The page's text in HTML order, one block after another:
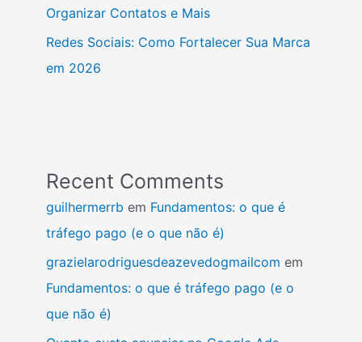
Organizar Contatos e Mais
Redes Sociais: Como Fortalecer Sua Marca
em 2026
Recent Comments
guilhermerrb em Fundamentos: o que é
tráfego pago (e o que não é)
grazielarodriguesdeazevedogmailcom em
Fundamentos: o que é tráfego pago (e o
que não é)